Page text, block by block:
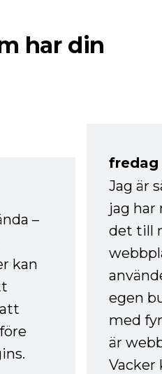
har din
–
kan
fredag
Jag är
jag
det till
egen
med
är
Vacker